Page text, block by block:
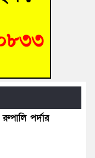
রুপালি পর্দার